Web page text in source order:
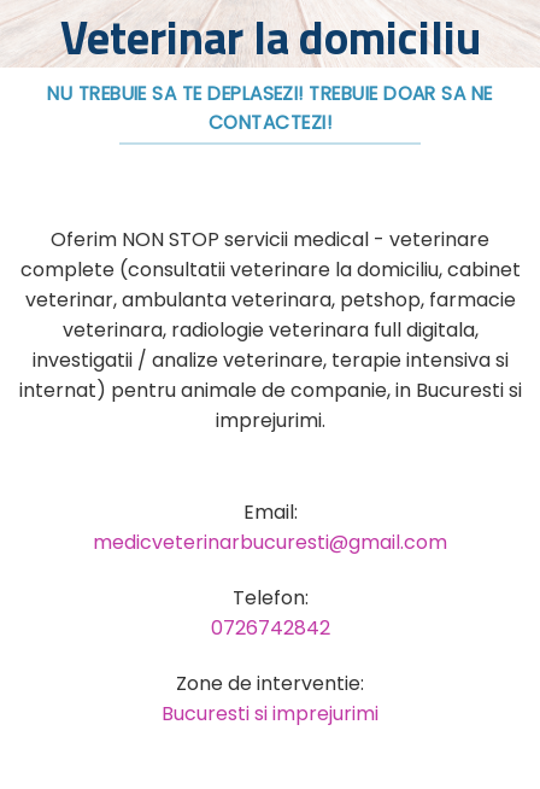
Veterinar la domiciliu
NU TREBUIE SA TE DEPLASEZI! TREBUIE DOAR SA NE
CONTACTEZI!
Oferim NON STOP servicii medical - veterinare
complete (consultatii veterinare la domiciliu, cabinet
veterinar, ambulanta veterinara, petshop, farmacie
veterinara, radiologie veterinara full digitala,
investigatii / analize veterinare, terapie intensiva si
internat) pentru animale de companie, in Bucuresti si
imprejurimi.
Email:
medicveterinarbucuresti@gmail.com
Telefon:
0726742842
Zone de interventie:
Bucuresti si imprejurimi